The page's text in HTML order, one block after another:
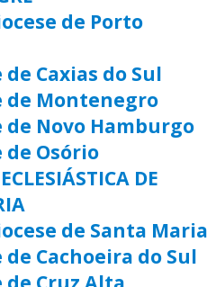
de Porto
de Caxias do Sul
de Montenegro
de Novo Hamburgo
de Osório
DE
de Santa Maria
de Cachoeira do Sul